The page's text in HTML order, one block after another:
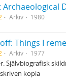
Arkiv 1980
Arkiv 1977
Självbiografisk
kopia